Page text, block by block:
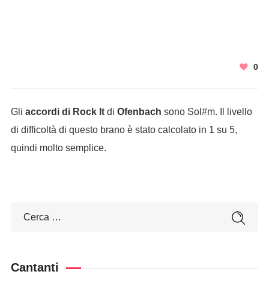
0
Gli accordi di Rock Itdi Ofenbach sono Sol#m. Il livello
di difficoltà di questo brano è stato calcolato in 1 su 5,
quindi molto semplice.
Cantanti